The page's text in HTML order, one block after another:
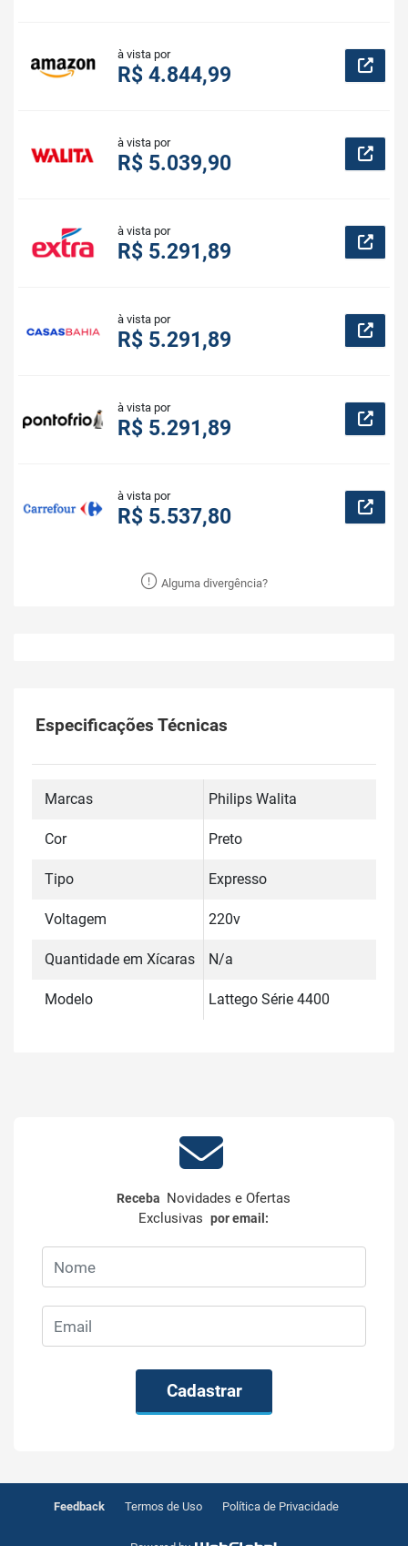
à vista por
R$ 4.844,99
à vista por
R$ 5.039,90
à vista por
R$ 5.291,89
à vista por
R$ 5.291,89
à vista por
R$ 5.291,89
à vista por
R$ 5.537,80
Alguma divergência?
Especificações Técnicas
Marcas Philips Walita
Cor Preto
Tipo Expresso
Voltagem 220v
Quantidade em Xícaras N/a
Modelo Lattego Série 4400
Receba Novidades e Ofertas
Exclusivaspor email:
Cadastrar
Feedback Termos de Uso Política de Privacidade